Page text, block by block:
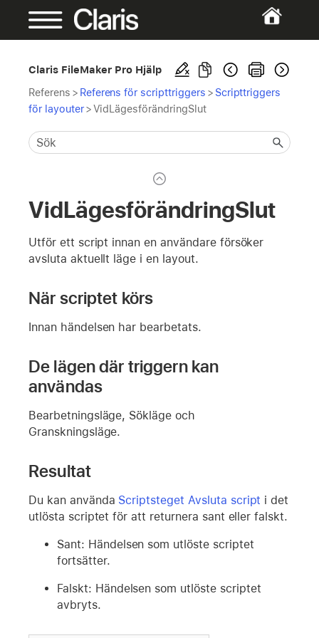
Claris FileMaker Pro Hjälp
Referens > Referens för scripttriggers > Scripttriggers
för layouter >VidLägesförändringSlut
VidLägesförändringSlut
Utför ett script innan en användare försöker
avsluta aktuellt läge i en layout.
När scriptet körs
Innan händelsen har bearbetats.
De lägen där triggern kan
användas
Bearbetningsläge, Sökläge och
Granskningsläge.
Resultat
Du kan använda Scriptsteget Avsluta script i det
utlösta scriptet för att returnera sant eller falskt.
Sant: Händelsen som utlöste scriptet
fortsätter.
Falskt: Händelsen som utlöste scriptet
avbryts.